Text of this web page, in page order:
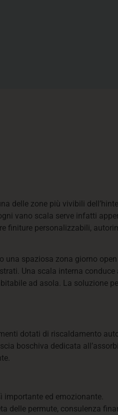
delle zone più vivibili
vano scala serve infatti
personalizzabili,
spaziosa zona giorno
Una scala interna
ad asola. La soluzione
dotati di riscaldamento
boschiva dedicata
importante ed emozionante.
delle permute, consulenza